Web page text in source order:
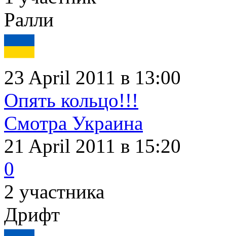
Ралли
23 April 2011 в 13:00
Опять кольцо!!!
Смотра Украина
21 April 2011 в 15:20
0
2 участника
Дрифт